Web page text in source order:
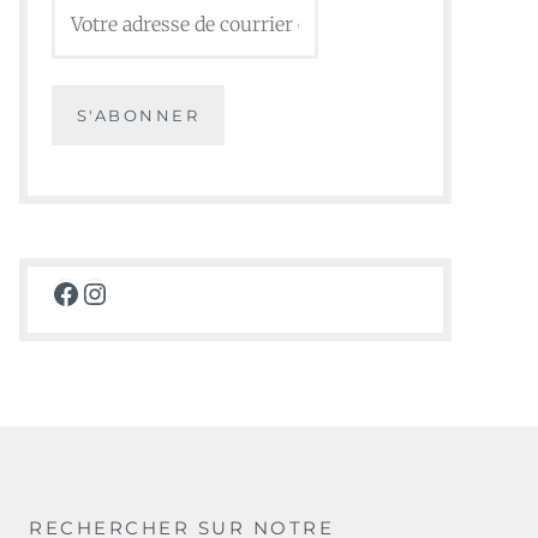
Facebook
Instagram
RECHERCHER SUR NOTRE